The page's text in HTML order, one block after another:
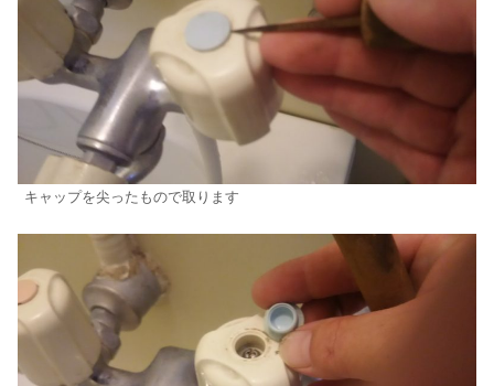
キャップを尖ったもので取ります